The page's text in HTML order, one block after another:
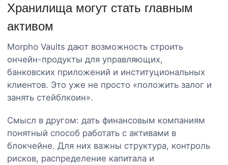
Хранилища могут стать главным
активом
Morpho Vaults дают возможность строить
ончейн-продукты для управляющих,
банковских приложений и институциональных
клиентов. Это уже не просто «положить залог и
занять стейблкоин».
Смысл в другом: дать финансовым компаниям
понятный способ работать с активами в
блокчейне. Для них важны структура, контроль
рисков, распределение капитала и